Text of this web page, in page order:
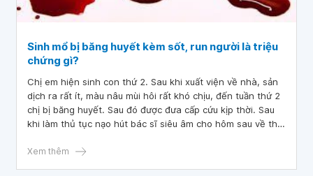
Sinh mổ bị băng huyết kèm sốt, run người là triệu
chứng gì?
Chị em hiện sinh con thứ 2. Sau khi xuất viện về nhà, sản
dịch ra rất ít, màu nâu mùi hôi rất khó chịu, đến tuần thứ 2
chị bị băng huyết. Sau đó được đưa cấp cứu kịp thời. Sau
khi làm thủ tục nạo hút bác sĩ siêu âm cho hôm sau về thì
ngày lẫn đêm. Bác sĩ siêu âm lại bảo vẫn còn sót chưa
Xem thêm